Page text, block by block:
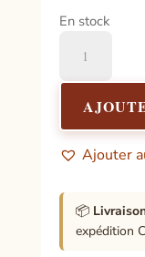
En stock
Vous
êtes
immortel
Ajouter
📦
expédition